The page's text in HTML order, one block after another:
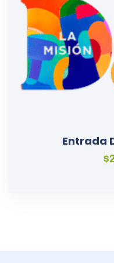
Entrada
$